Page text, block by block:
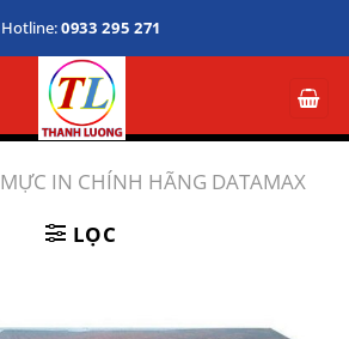
Hotline:0933 295 271
MỰC IN CHÍNH HÃNG DATAMAX
LỌC